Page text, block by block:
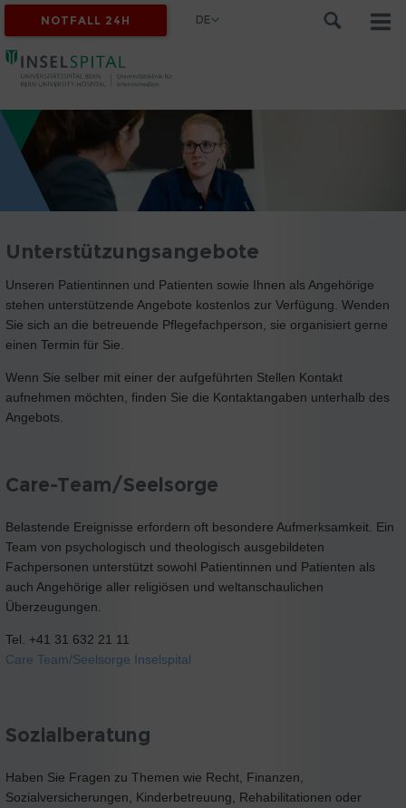
NOTFALL 24H DE
Unterstützungsangebote
Unseren Patientinnen und Patienten sowie Ihnen als Angehörige
stehen unterstützende Angebote kostenlos zur Verfügung. Wenden
Sie sich an die betreuende Pflegefachperson, sie organisiert gerne
einen Termin für Sie.
Wenn Sie selber mit einer der aufgeführten Stellen Kontakt
aufnehmen möchten, finden Sie die Kontaktangaben unterhalb des
Angebots.
Care-Team/Seelsorge
Belastende Ereignisse erfordern oft besondere Aufmerksamkeit. Ein
Team von psychologisch und theologisch ausgebildeten
Fachpersonen unterstützt sowohl Patientinnen und Patienten als
auch Angehörige aller religiösen und weltanschaulichen
Überzeugungen.
Tel. +41 31 632 21 11
Care Team/Seelsorge Inselspital
Sozialberatung
Haben Sie Fragen zu Themen wie Recht, Finanzen,
Sozialversicherungen, Kinderbetreuung, Rehabilitationen oder